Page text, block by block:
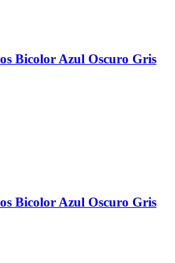
Bicolor Azul Oscuro Gris
Bicolor Azul Oscuro Gris